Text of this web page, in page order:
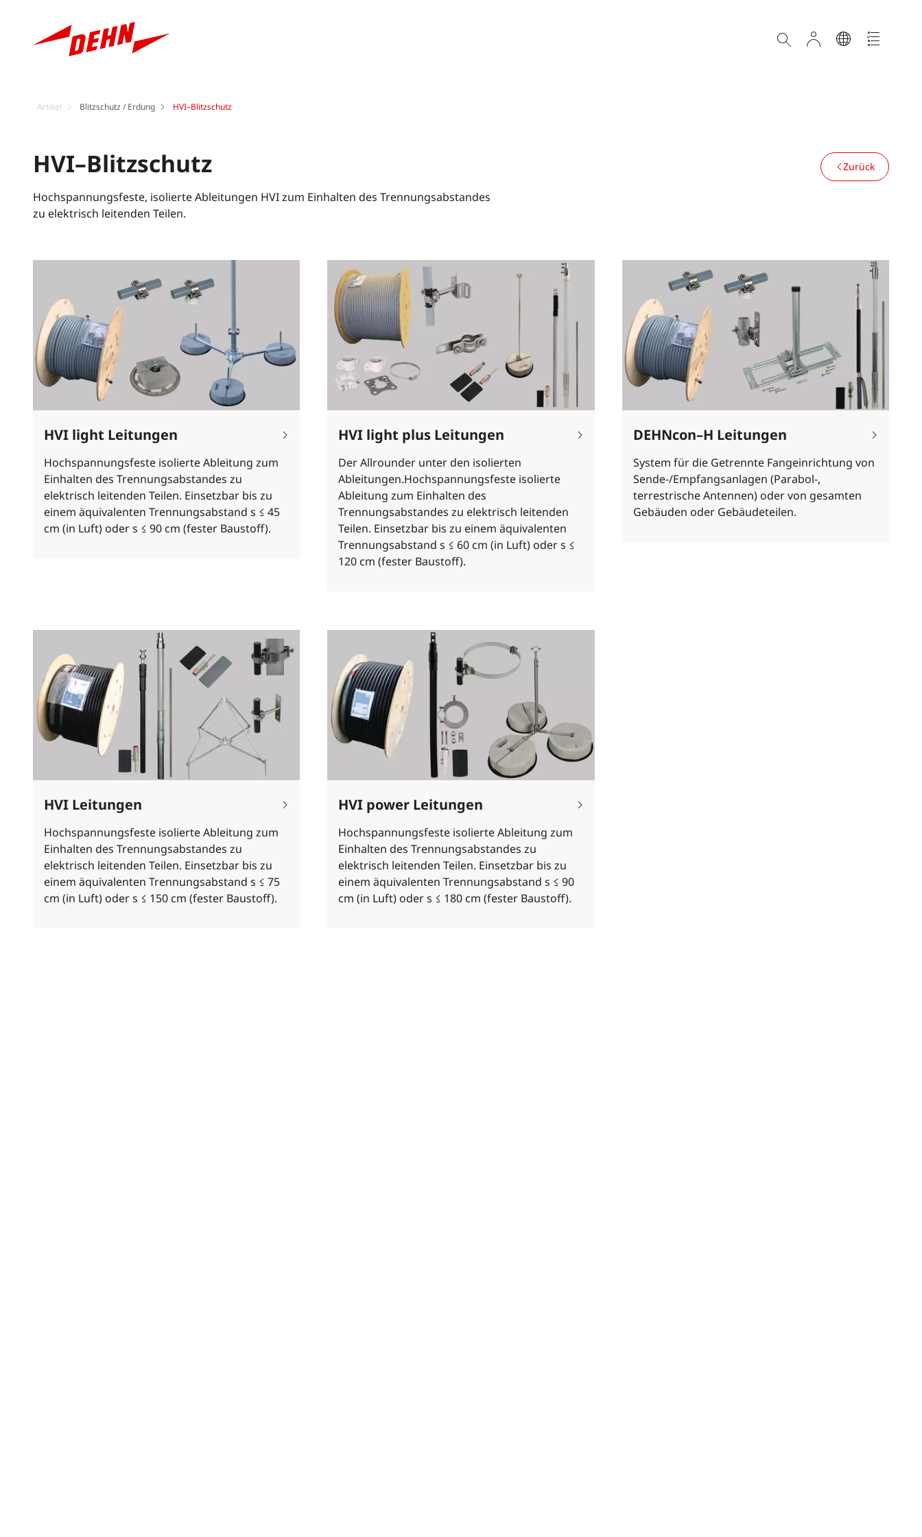
Artikel Blitzschutz / Erdung HVI–Blitzschutz
HVI–Blitzschutz
Hochspannungsfeste, isolierte Ableitungen HVI zum Einhalten des Trennungsabstandes
zu elektrisch leitenden Teilen.
Zurück
HVI light Leitungen
Hochspannungsfeste isolierte Ableitung zum
Einhalten des Trennungsabstandes zu
elektrisch leitenden Teilen. Einsetzbar bis zu
einem äquivalenten Trennungsabstand s ≤ 45
cm (in Luft) oder s ≤ 90 cm (fester Baustoff).
HVI light plus Leitungen
Der Allrounder unter den isolierten
Ableitungen.Hochspannungsfeste isolierte
Ableitung zum Einhalten des
Trennungsabstandes zu elektrisch leitenden
Teilen. Einsetzbar bis zu einem äquivalenten
Trennungsabstand s ≤ 60 cm (in Luft) oder s ≤
120 cm (fester Baustoff).
DEHNcon–H Leitungen
System für die Getrennte Fangeinrichtung von
Sende-/Empfangsanlagen (Parabol-,
terrestrische Antennen) oder von gesamten
Gebäuden oder Gebäudeteilen.
HVI Leitungen
Hochspannungsfeste isolierte Ableitung zum
Einhalten des Trennungsabstandes zu
elektrisch leitenden Teilen. Einsetzbar bis zu
einem äquivalenten Trennungsabstand s ≤ 75
cm (in Luft) oder s ≤ 150 cm (fester Baustoff).
HVI power Leitungen
Hochspannungsfeste isolierte Ableitung zum
Einhalten des Trennungsabstandes zu
elektrisch leitenden Teilen. Einsetzbar bis zu
einem äquivalenten Trennungsabstand s ≤ 90
cm (in Luft) oder s ≤ 180 cm (fester Baustoff).